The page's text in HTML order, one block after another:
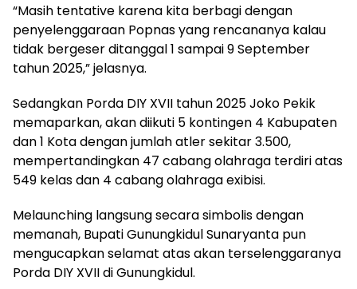
“Masih tentative karena kita berbagi dengan
penyelenggaraan Popnas yang rencananya kalau
tidak bergeser ditanggal 1 sampai 9 September
tahun 2025,” jelasnya.
Sedangkan Porda DIY XVII tahun 2025 Joko Pekik
memaparkan, akan diikuti 5 kontingen 4 Kabupaten
dan 1 Kota dengan jumlah atler sekitar 3.500,
mempertandingkan 47 cabang olahraga terdiri atas
549 kelas dan 4 cabang olahraga exibisi.
Melaunching langsung secara simbolis dengan
memanah, Bupati Gunungkidul Sunaryanta pun
mengucapkan selamat atas akan terselenggaranya
Porda DIY XVII di Gunungkidul.